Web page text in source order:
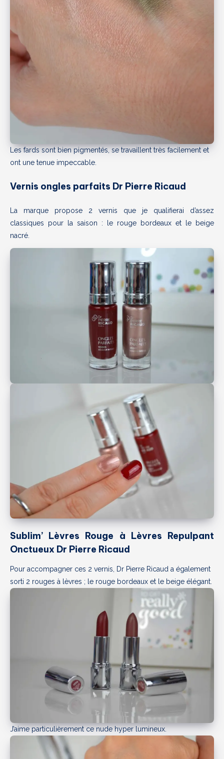
Les fards sont bien pigmentés, se travaillent très facilement et
ont une tenue impeccable.
Vernis ongles parfaits Dr Pierre Ricaud
La marque propose 2 vernis que je qualifierai d’assez
classiques pour la saison : le rouge bordeaux et le beige
nacré.
Sublim’ Lèvres Rouge à Lèvres Repulpant
Onctueux Dr Pierre Ricaud
Pour accompagner ces 2 vernis, Dr Pierre Ricaud a également
sorti 2 rouges à lèvres ; le rouge bordeaux et le beige élégant.
J’aime particulièrement ce nude hyper lumineux.